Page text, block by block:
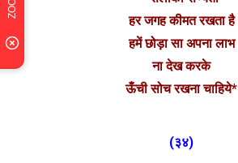
हर जगह कीमत रखता है
हमें छोड़ा सा अपना लाभ
ना देख करके
ऊँची सोच रखना चाहिये*
(३४)